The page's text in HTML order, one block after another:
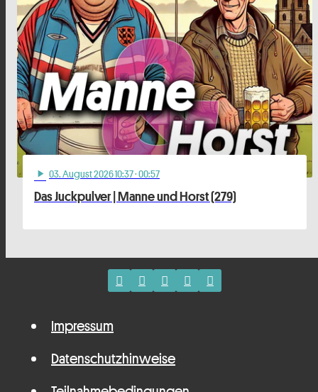
play_arrow 03. August 2026 10:37· 00:57
Das Juckpulver | Manne und Horst (279)
Impressum
Datenschutzhinweise